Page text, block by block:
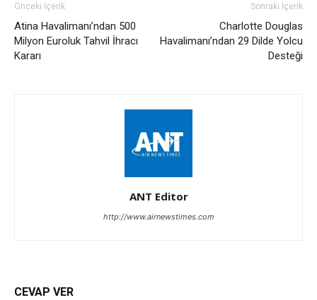
Önceki İçerik
Atina Havalimanı’ndan 500
Milyon Euroluk Tahvil İhracı
Kararı
Sonraki İçerik
Charlotte Douglas
Havalimanı’ndan 29 Dilde Yolcu
Desteği
ANT Editor
http://www.airnewstimes.com
CEVAP VER